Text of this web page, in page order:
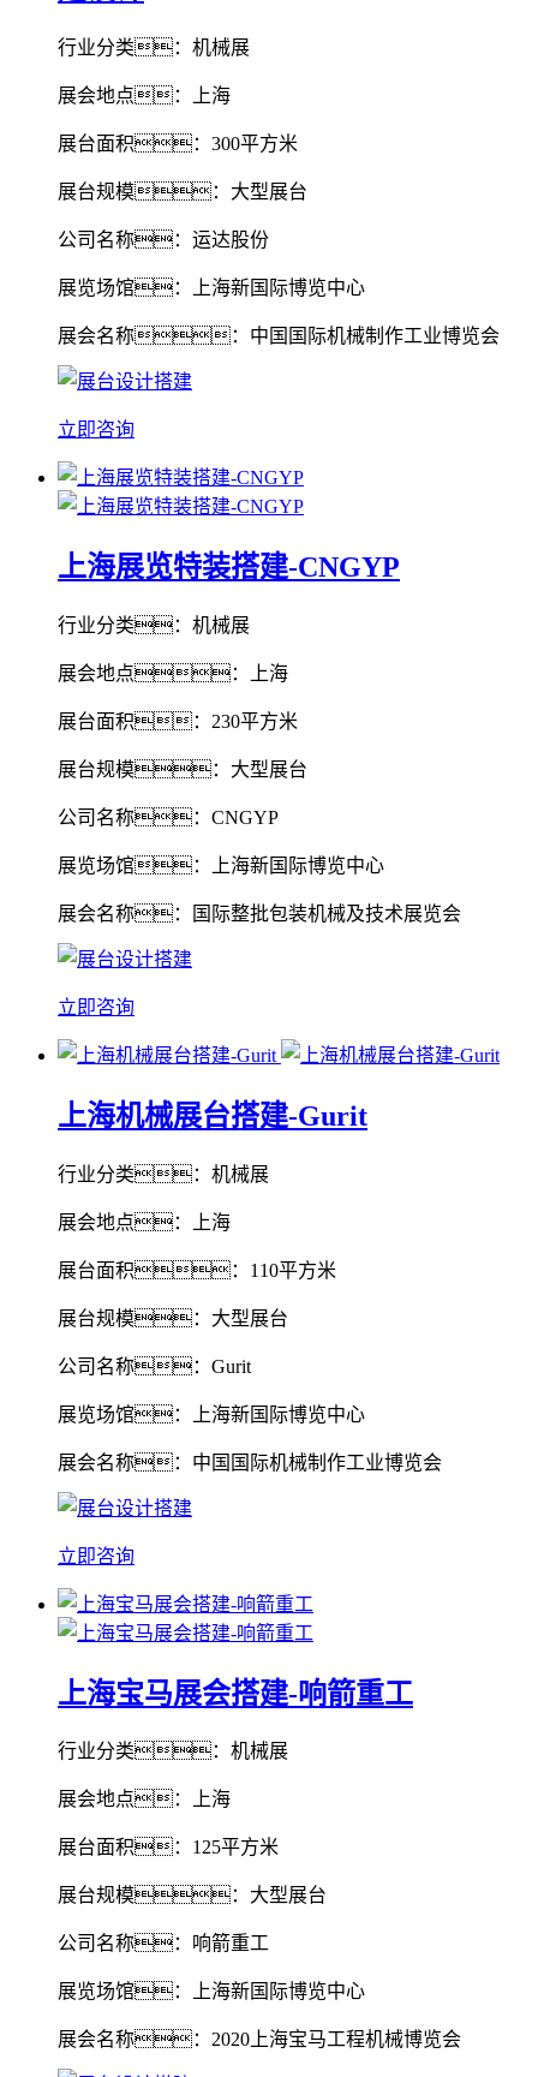
行业分类：机械展
展会地点：上海
展台面积：300平方米
展台规模：大型展台
公司名称：运达股份
展览场馆：上海新国际博览中心
展会名称：中国国际机械制作工业博览会
立即咨询
上海展览特装搭建-CNGYP
行业分类：机械展
展会地点：上海
展台面积：230平方米
展台规模：大型展台
公司名称：CNGYP
展览场馆：上海新国际博览中心
展会名称：国际整批包装机械及技术展览会
立即咨询
上海机械展台搭建-Gurit
行业分类：机械展
展会地点：上海
展台面积：110平方米
展台规模：大型展台
公司名称：Gurit
展览场馆：上海新国际博览中心
展会名称：中国国际机械制作工业博览会
立即咨询
上海宝马展会搭建-响箭重工
行业分类：机械展
展会地点：上海
展台面积：125平方米
展台规模：大型展台
公司名称：响箭重工
展览场馆：上海新国际博览中心
展会名称：2020上海宝马工程机械博览会